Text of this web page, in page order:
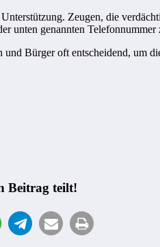
Zeugen, die
unten genannten Telefonnummer
Bürger oft entscheidend, um
Beitrag teilt!